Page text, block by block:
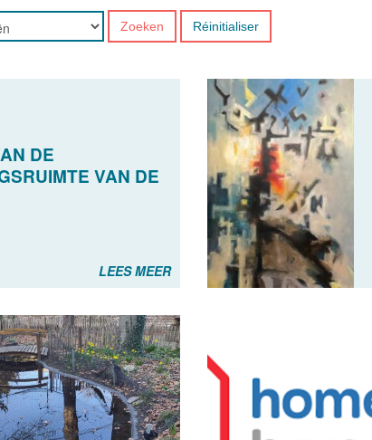
Zoeken Réinitialiser
DE
VAN DE
LEES MEER